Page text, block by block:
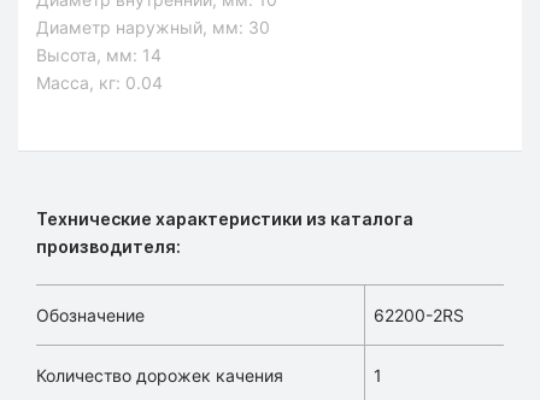
Диаметр наружный, мм: 30
Высота, мм: 14
Масса, кг: 0.04
Технические характеристики из каталога
производителя:
Обозначение 62200-2RS
Количество дорожек качения 1